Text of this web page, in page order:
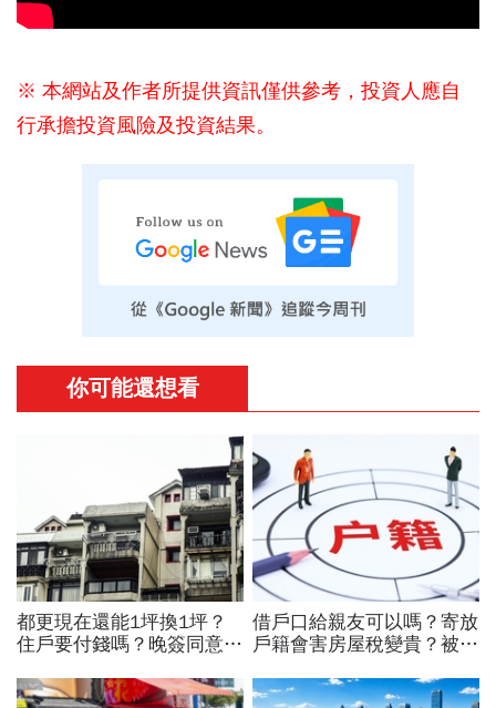
※ 本網站及作者所提供資訊僅供參考，投資人應自
行承擔投資風險及投資結果。